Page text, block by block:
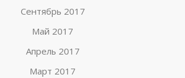
Сентябрь 2017
Май 2017
Апрель 2017
Март 2017